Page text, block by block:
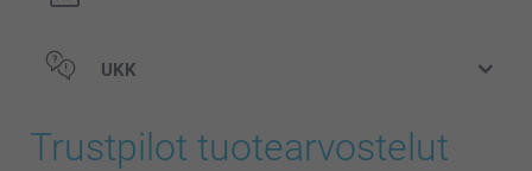
UKK
Trustpilot tuotearvostelut